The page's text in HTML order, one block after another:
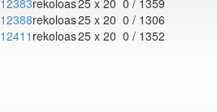
12388rekoloas25 x 20 0 / 1306
12411 rekoloas25 x 20 0 / 1352